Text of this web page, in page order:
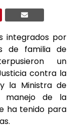
integrados por
de familia de
un
contra la
la Ministra de
manejo de la
ha tenido para